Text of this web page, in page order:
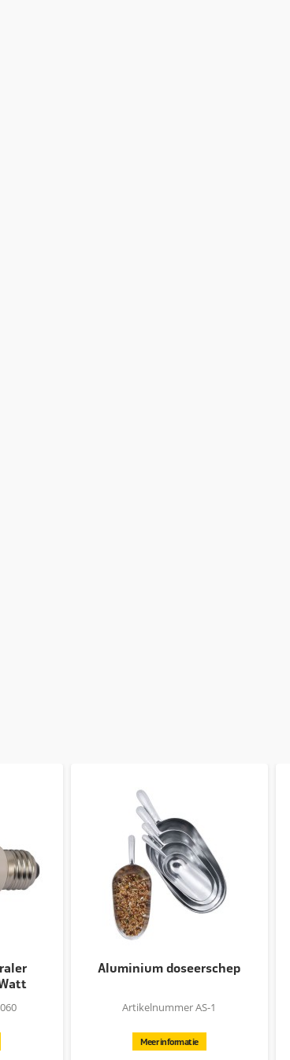
Aluminium doseerschep
Artikelnummer AS-1
Meer informatie